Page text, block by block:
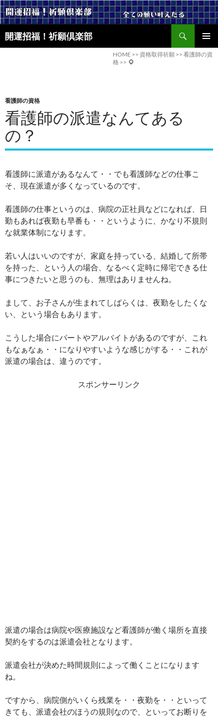
開運招福！祈願倶楽部
索
メインメ
ニュー
へ
ス
キ
ッ
プ
HOME >> 資格取得祈願 >> 看護師の資
格 >>
看護師の資格
看護師の派遣なんてある
の？
看護師に派遣があるなんて・・でも看護師などの仕事こ
そ、現在派遣が多くなっているのです。
看護師の仕事というのは、病院の正社員などになれば、日
勤もあれば夜勤も早番も・・というように、かなり不規則
な就業体制になります。
若い人はいいのですが、家庭を持っている、結婚して所帯
を持った、という人の場合、なるべく定時に帰宅できる仕
事につきたいと思うのも、無理はありませんね。
まして、お子さんが生まれてしばらくは、夜勤をしたくな
い、という場合もあります。
こうした場合にパートやアルバイトがあるのですが、これ
もなぁなぁ・・になりやすいような感じがする・・これが
派遣の場合は、違うのです。
スポンサーリンク
派遣の場合は病院や医療施設など看護師が働く場所を直接
契約をするのは派遣会社となります。
派遣会社が決めた時間規則によって働くことになります
ね。
ですから、病院側がいくら残業を・・夜勤を・・といって
きても、派遣会社のほうの規則なので、といってお断りを